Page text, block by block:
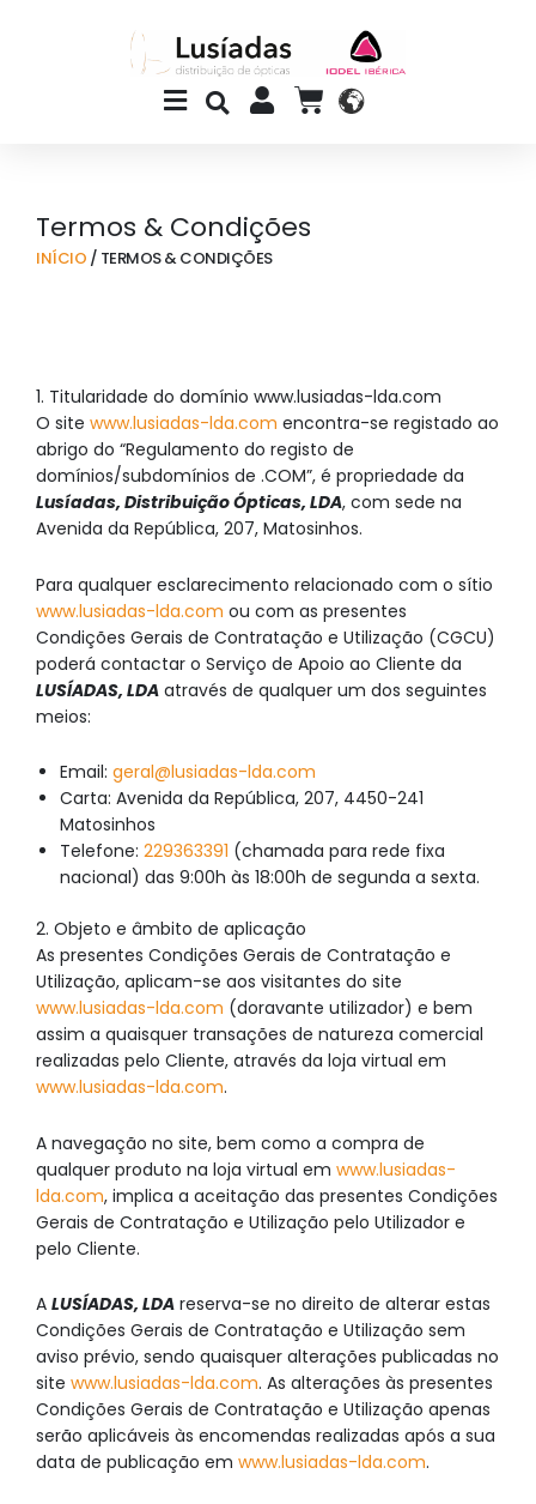
Main
Menu
CART
Termos & Condições
INÍCIO / TERMOS & CONDIÇÕES
1. Titularidade do domínio www.lusiadas-lda.com
O site www.lusiadas-lda.com encontra-se registado ao
abrigo do “Regulamento do registo de
domínios/subdomínios de .COM”, é propriedade da
Lusíadas, Distribuição Ópticas, LDA, com sede na
Avenida da República, 207, Matosinhos.
Para qualquer esclarecimento relacionado com o sítio
www.lusiadas-lda.com ou com as presentes
Condições Gerais de Contratação e Utilização (CGCU)
poderá contactar o Serviço de Apoio ao Cliente da
LUSÍADAS, LDA através de qualquer um dos seguintes
meios:
Email: geral@lusiadas-lda.com
Carta: Avenida da República, 207, 4450-241
Matosinhos
Telefone: 229363391 (chamada para rede fixa
nacional) das 9:00h às 18:00h de segunda a sexta.
2. Objeto e âmbito de aplicação
As presentes Condições Gerais de Contratação e
Utilização, aplicam-se aos visitantes do site
www.lusiadas-lda.com (doravante utilizador) e bem
assim a quaisquer transações de natureza comercial
realizadas pelo Cliente, através da loja virtual em
www.lusiadas-lda.com.
A navegação no site, bem como a compra de
qualquer produto na loja virtual em www.lusiadas-
lda.com, implica a aceitação das presentes Condições
Gerais de Contratação e Utilização pelo Utilizador e
pelo Cliente.
A LUSÍADAS, LDA reserva-se no direito de alterar estas
Condições Gerais de Contratação e Utilização sem
aviso prévio, sendo quaisquer alterações publicadas no
site www.lusiadas-lda.com. As alterações às presentes
Condições Gerais de Contratação e Utilização apenas
serão aplicáveis às encomendas realizadas após a sua
data de publicação em www.lusiadas-lda.com.